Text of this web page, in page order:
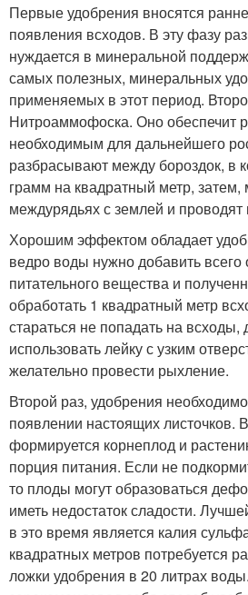
Первые удобрения вносятся
появления всходов. В эту фазу
нуждается в минеральной
самых полезных, минеральных
применяемых в этот период.
Нитроаммофоска. Оно обеспечит
необходимым для дальнейшего
разбрасывают между бороздок, в
грамм на квадратный метр,
междурядьях с землей и проводят
Хорошим эффектом обладает
ведро воды нужно добавить
питательного вещества и
обработать 1 квадратный метр
стараться не попадать на всходы,
использовать лейку с узким
желательно провести рыхление.
Второй раз, удобрения
появлении настоящих листочков.
формируется корнеплод и
порция питания. Если не
то плоды могут образоваться
иметь недостаток сладости.
в это время является калия
квадратных метров потребуется
ложки удобрения в 20 литрах